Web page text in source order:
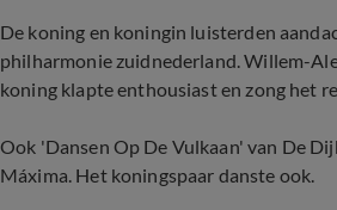
De koning en koningin luisterden
philharmonie zuidnederland. Willem-
koning klapte enthousiast en zong het
Ook 'Dansen Op De Vulkaan' van De
Máxima. Het koningspaar danste ook.